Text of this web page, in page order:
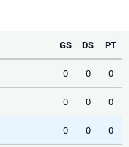
GS DS PT
0 0 0
0 0 0
0 0 0